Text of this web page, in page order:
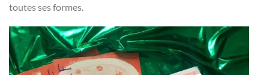
toutes ses formes.